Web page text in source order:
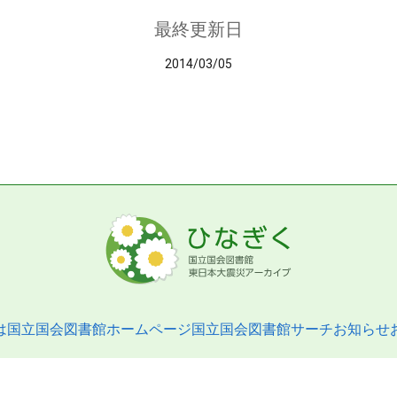
最終更新日
2014/03/05
国立国会図書館ホームページ国立国会図書館サーチお知らせ